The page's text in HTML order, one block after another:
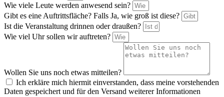
Wie viele Leute werden anwesend sein?
Gibt es eine Auftrittsfläche? Falls Ja, wie groß ist diese?
Ist die Veranstaltung drinnen oder draußen?
Wie viel Uhr sollen wir auftreten?
Wollen Sie uns noch etwas mitteilen?
Ich erkläre mich hiermit einverstanden, dass meine vorstehenden
Daten gespeichert und für den Versand weiterer Informationen